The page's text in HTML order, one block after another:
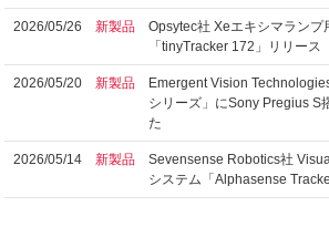
2026/05/26 新製品
Opsytec社 Xeエキシマラン
「tinyTracker 172」リリース
2026/05/20 新製品
Emergent Vision
シリーズ」にSony Pregius S
た
2026/05/14 新製品
Sevensense Robotics社
システム「Alphasense